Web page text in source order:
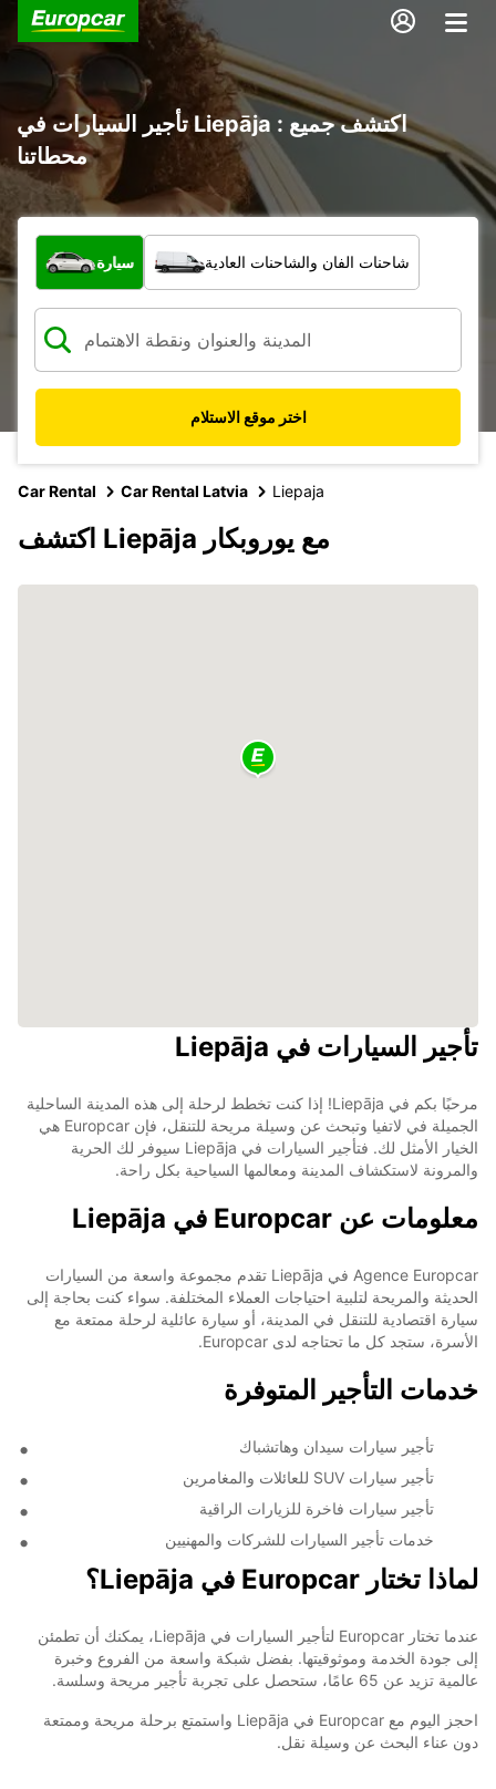
تأجير السيارات في Liepāja : اكتشف جميع
محطاتنا
ما نوع المركبة؟
سيارة شاحنات الفان والشاحنات العادية
اختر موقع الاستلام
Car Rental Car Rental Latvia Liepaja
اكتشف Liepāja مع يوروبكار
تأجير السيارات في Liepāja
مرحبًا بكم في Liepāja! إذا كنت تخطط لرحلة إلى هذه المدينة الساحلية
الجميلة في لاتفيا وتبحث عن وسيلة مريحة للتنقل، فإن Europcar هي
الخيار الأمثل لك. فتأجير السيارات في Liepāja سيوفر لك الحرية
والمرونة لاستكشاف المدينة ومعالمها السياحية بكل راحة.
معلومات عن Europcar في Liepāja
Agence Europcar في Liepāja تقدم مجموعة واسعة من السيارات
الحديثة والمريحة لتلبية احتياجات العملاء المختلفة. سواء كنت بحاجة إلى
سيارة اقتصادية للتنقل في المدينة، أو سيارة عائلية لرحلة ممتعة مع
الأسرة، ستجد كل ما تحتاجه لدى Europcar.
خدمات التأجير المتوفرة
تأجير سيارات سيدان وهاتشباك
تأجير سيارات SUV للعائلات والمغامرين
تأجير سيارات فاخرة للزيارات الراقية
خدمات تأجير السيارات للشركات والمهنيين
لماذا تختار Europcar في Liepāja؟
عندما تختار Europcar لتأجير السيارات في Liepāja، يمكنك أن تطمئن
إلى جودة الخدمة وموثوقيتها. بفضل شبكة واسعة من الفروع وخبرة
عالمية تزيد عن 65 عامًا، ستحصل على تجربة تأجير مريحة وسلسة.
احجز اليوم مع Europcar في Liepāja واستمتع برحلة مريحة وممتعة
دون عناء البحث عن وسيلة نقل.